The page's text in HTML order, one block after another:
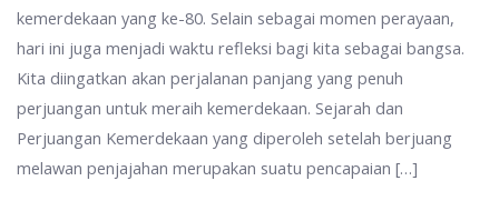
kemerdekaan yang ke-80. Selain sebagai momen perayaan,
hari ini juga menjadi waktu refleksi bagi kita sebagai bangsa.
Kita diingatkan akan perjalanan panjang yang penuh
perjuangan untuk meraih kemerdekaan. Sejarah dan
Perjuangan Kemerdekaan yang diperoleh setelah berjuang
melawan penjajahan merupakan suatu pencapaian […]